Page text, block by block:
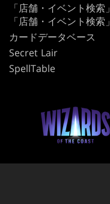
「店舗・イベント検索」
「店舗・イベント検索」
カードデータベース
Secret Lair
SpellTable